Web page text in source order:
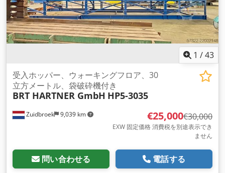
1 /43
Zuidbroek 9,039 km
受入ホッパー、ウォーキングフロア、30
立方メートル、袋破砕機付き
BRT HARTNER GmbH HP5-3035
€25,000€30,000
EXW 固定価格 消費税を別途表示でき
ません
問い合わせる 電話する